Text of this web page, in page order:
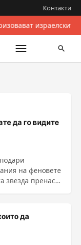
Контакти
да го видите
на феновете
звезда пренася
да